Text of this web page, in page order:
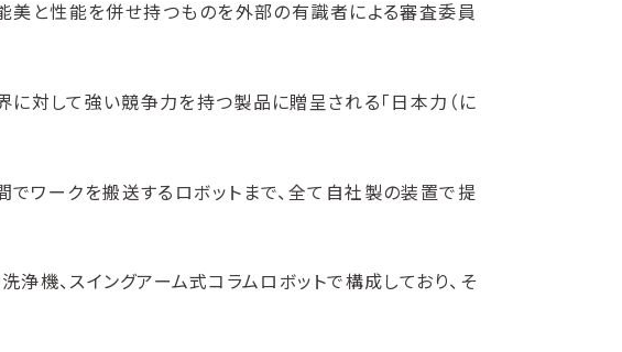
美と性能を併せ持つものを外部の有識者による審査委員
に対して強い競争力を持つ製品に贈呈される「日本力（に
でワークを搬送するロボットまで、全て自社製の装置で提
浄機、スイングアーム式コラムロボットで構成しており、そ